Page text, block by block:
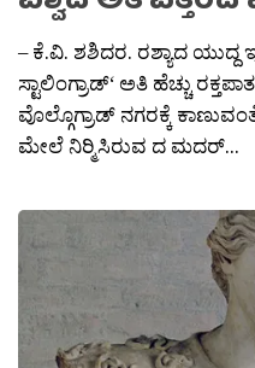
– ಕೆ.ವಿ. ಶಶಿದರ. ರಶ್ಯಾದ ಯುದ್ದ
ಸ್ಟಾಲಿಂಗ್ರಾಡ್‘ ಅತಿ ಹೆಚ್ಚು
ವೊಲ್ಗೊಗ್ರಾಡ್ ನಗರಕ್ಕೆ
ಮೇಲೆ ನಿರ‍್ಮಿಸಿರುವ ದ ಮದರ್...